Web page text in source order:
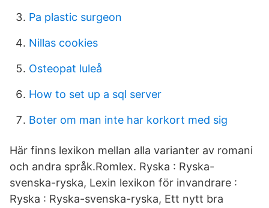
Pa plastic surgeon
Nillas cookies
Osteopat luleå
How to set up a sql server
Boter om man inte har korkort med sig
Här finns lexikon mellan alla varianter av romani
och andra språk.Romlex. Ryska : Ryska-
svenska-ryska, Lexin lexikon för invandrare :
Ryska : Ryska-svenska-ryska, Ett nytt bra